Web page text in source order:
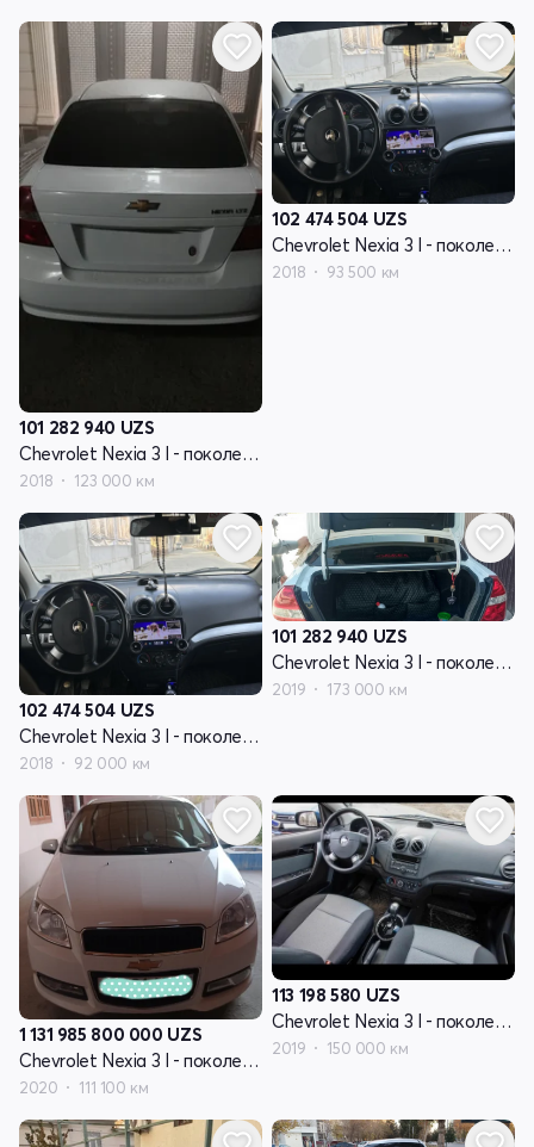
101 282 940 UZS
Chevrolet Nexia 3 I - поколение
2018 123 000 км
102 474 504 UZS
Chevrolet Nexia 3 I - поколение
2018 93 500 км
102 474 504 UZS
Chevrolet Nexia 3 I - поколение
2018 92 000 км
101 282 940 UZS
Chevrolet Nexia 3 I - поколение
2019 173 000 км
1 131 985 800 000 UZS
Chevrolet Nexia 3 I - поколение
2020 111 100 км
113 198 580 UZS
Chevrolet Nexia 3 I - поколение
2019 150 000 км